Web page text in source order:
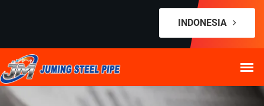
INDONESIA